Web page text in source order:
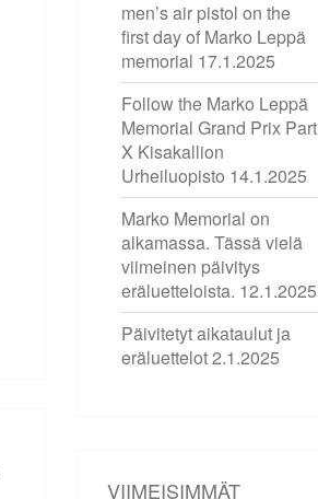
men’s air pistol on the
first day of Marko Leppä
memorial 17.1.2025
Follow the Marko Leppä
Memorial Grand Prix Part
X Kisakallion
Urheiluopisto 14.1.2025
Marko Memorial on
alkamassa. Tässä vielä
viimeinen päivitys
eräluetteloista. 12.1.2025
Päivitetyt aikataulut ja
eräluettelot2.1.2025
VIIMEISIMMÄT